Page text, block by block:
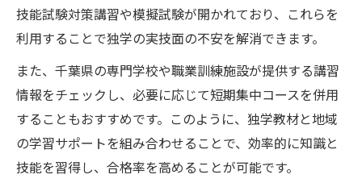
技能試験対策講習や模擬試験が開かれており、これらを
利用することで独学の実技面の不安を解消できます。
また、千葉県の専門学校や職業訓練施設が提供する講習
情報をチェックし、必要に応じて短期集中コースを併用
することもおすすめです。このように、独学教材と地域
の学習サポートを組み合わせることで、効率的に知識と
技能を習得し、合格率を高めることが可能です。